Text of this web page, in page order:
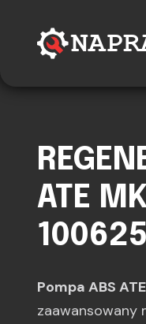
ATE
Pompa ABS
zaawansowany